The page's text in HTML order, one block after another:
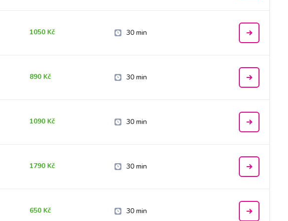
1050 Kč 30 min
890 Kč 30 min
1090 Kč 30 min
1790 Kč 30 min
650 Kč 30 min